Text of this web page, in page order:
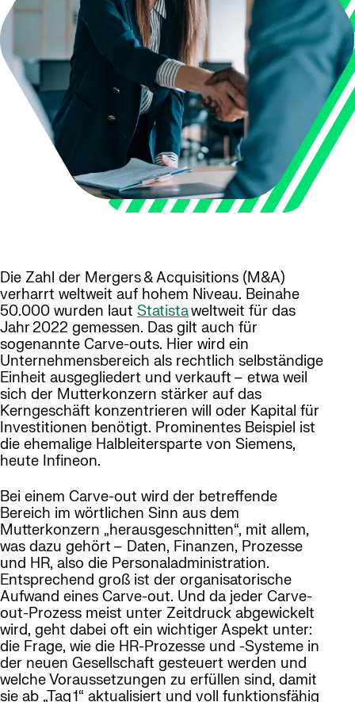
Die Zahl der Mergers & Acquisitions (M&A)
verharrt weltweit auf hohem Niveau. Beinahe
50.000 wurden laut Statistaweltweit für das
Jahr 2022 gemessen. Das gilt auch für
sogenannte Carve-outs. Hier wird ein
Unternehmensbereich als rechtlich selbständige
Einheit ausgegliedert und verkauft – etwa weil
sich der Mutterkonzern stärker auf das
Kerngeschäft konzentrieren will oder Kapital für
Investitionen benötigt. Prominentes Beispiel ist
die ehemalige Halbleitersparte von Siemens,
heute Infineon.
Bei einem Carve-out wird der betreffende
Bereich im wörtlichen Sinn aus dem
Mutterkonzern „herausgeschnitten“, mit allem,
was dazu gehört – Daten, Finanzen, Prozesse
und HR, also die Personaladministration.
Entsprechend groß ist der organisatorische
Aufwand eines Carve-out. Und da jeder Carve-
out-Prozess meist unter Zeitdruck abgewickelt
wird, geht dabei oft ein wichtiger Aspekt unter:
die Frage, wie die HR-Prozesse und -Systeme in
der neuen Gesellschaft gesteuert werden und
welche Voraussetzungen zu erfüllen sind, damit
sie ab „Tag 1“ aktualisiert und voll funktionsfähig